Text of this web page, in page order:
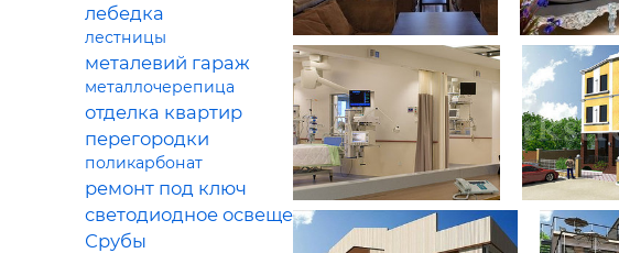
лебедка
лестницы
металевий гараж
металлочерепица
отделка квартир
перегородки
поликарбонат
ремонт под ключ
светодиодное освещение
Срубы